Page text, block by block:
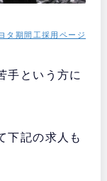
タ期間工採用ページ
手という方に
下記の求人も